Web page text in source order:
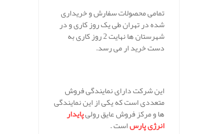
تمامی محصولات سفارش و خریداری
شده در تهران طی یک روز کاری و در
شهرستان ها نهایت 2 روز کاری به
دست خرید ار می رسد.
این شرکت دارای نمایندگی فروش
متعددی است که یکی از این نمایندگی
ها و مرکز فروش عایق رولیپایدار
انرژی پارساست .